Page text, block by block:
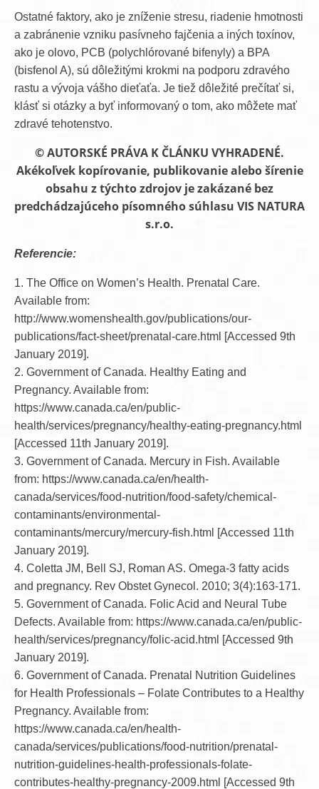
Ostatné faktory, ako je zníženie stresu, riadenie hmotnosti
a zabránenie vzniku pasívneho fajčenia a iných toxínov,
ako je olovo, PCB (polychlórované bifenyly) a BPA
(bisfenol A), sú dôležitými krokmi na podporu zdravého
rastu a vývoja vášho dieťaťa. Je tiež dôležité prečítať si,
klásť si otázky a byť informovaný o tom, ako môžete mať
zdravé tehotenstvo.
© AUTORSKÉ PRÁVA K ČLÁNKU VYHRADENÉ.
Akékoľvek kopírovanie, publikovanie alebo šírenie
obsahu z týchto zdrojov je zakázané bez
predchádzajúceho písomného súhlasu VIS NATURA
s.r.o.
Referencie:
1. The Office on Women’s Health. Prenatal Care.
Available from:
http://www.womenshealth.gov/publications/our-
publications/fact-sheet/prenatal-care.html [Accessed 9th
January 2019].
2. Government of Canada. Healthy Eating and
Pregnancy. Available from:
https://www.canada.ca/en/public-
health/services/pregnancy/healthy-eating-pregnancy.html
[Accessed 11th January 2019].
3. Government of Canada. Mercury in Fish. Available
from: https://www.canada.ca/en/health-
canada/services/food-nutrition/food-safety/chemical-
contaminants/environmental-
contaminants/mercury/mercury-fish.html [Accessed 11th
January 2019].
4. Coletta JM, Bell SJ, Roman AS. Omega-3 fatty acids
and pregnancy. Rev Obstet Gynecol. 2010; 3(4):163-171.
5. Government of Canada. Folic Acid and Neural Tube
Defects. Available from: https://www.canada.ca/en/public-
health/services/pregnancy/folic-acid.html [Accessed 9th
January 2019].
6. Government of Canada. Prenatal Nutrition Guidelines
for Health Professionals – Folate Contributes to a Healthy
Pregnancy. Available from:
https://www.canada.ca/en/health-
canada/services/publications/food-nutrition/prenatal-
nutrition-guidelines-health-professionals-folate-
contributes-healthy-pregnancy-2009.html [Accessed 9th